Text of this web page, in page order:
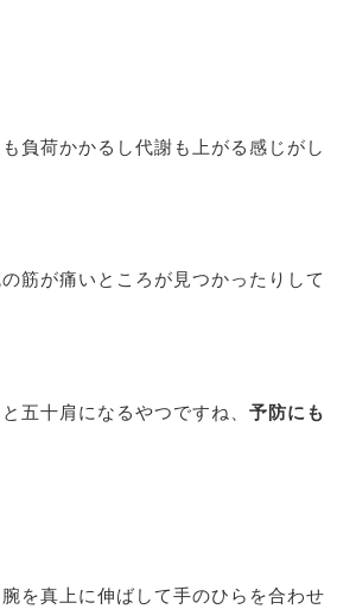
負荷かかるし代謝も上がる感じがし
筋が痛いところが見つかったりして
五十肩になるやつですね、予防にも
を真上に伸ばして手のひらを合わせ